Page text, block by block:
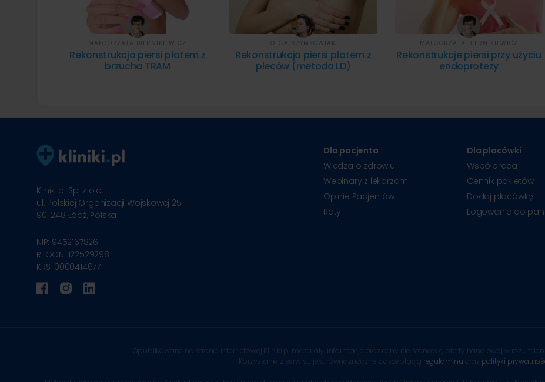
Rekonstrukcja piersi płatem z
brzucha TRAM
MAŁGORZATA BIERNIKIEWICZ
Rekonstrukcja piersi płatem z
pleców (metoda LD)
OLGA SZYMKOWIAK
Rekonstrukcje piersi przy użyciu
endoprotezy
MAŁGORZATA BIERNIKIEWICZ
Kliniki.pl Sp. z o.o.
ul. Polskiej Organizacji Wojskowej 25
90-248 Łódź, Polska
NIP: 9452167826
REGON: 122529298
KRS: 0000414677
Dla pacjenta
Wiedza o zdrowiu
Webinary z lekarzami
Opinie Pacjentów
Raty
Dla placówki
Współpraca
Cennik pakietów
Dodaj placówkę
Logowanie do
Opublikowane na stronie internetowej Kliniki.pl materiały, informacje oraz ceny nie stanowią oferty handlowej w
Korzystanie z serwisu jest równoznaczne z akceptacją regulaminu oraz polityki